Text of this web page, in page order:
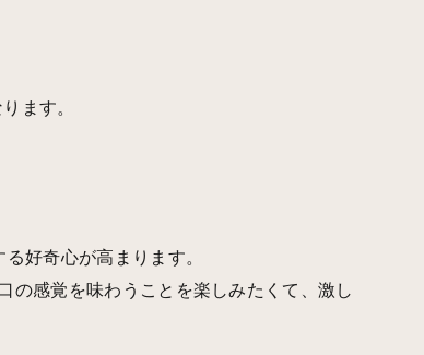
ます。
好奇心が高まります。
の感覚を味わうことを楽しみたくて、激し